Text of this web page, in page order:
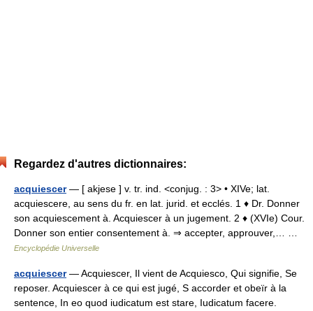
Regardez d'autres dictionnaires:
acquiescer— [ akjese ] v. tr. ind. <conjug. : 3> • XIVe; lat.
acquiescere, au sens du fr. en lat. jurid. et ecclés. 1 ♦ Dr. Donner
son acquiescement à. Acquiescer à un jugement. 2 ♦ (XVIe) Cour.
Donner son entier consentement à. ⇒ accepter, approuver,… …
Encyclopédie Universelle
acquiescer— Acquiescer, Il vient de Acquiesco, Qui signifie, Se
reposer. Acquiescer à ce qui est jugé, S accorder et obeïr à la
sentence, In eo quod iudicatum est stare, Iudicatum facere.